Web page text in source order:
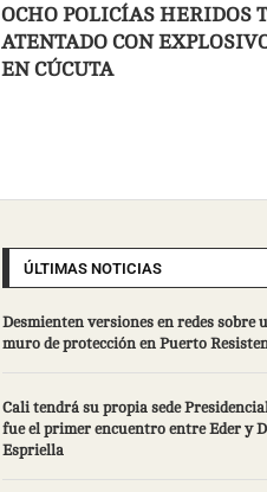
OCHO POLICÍAS HERIDOS
ATENTADO CON
EN CÚCUTA
ÚLTIMAS NOTICIAS
Desmienten versiones en redes sobre
muro de protección en Puerto
Cali tendrá su propia sede
fue el primer encuentro entre Eder y
Espriella